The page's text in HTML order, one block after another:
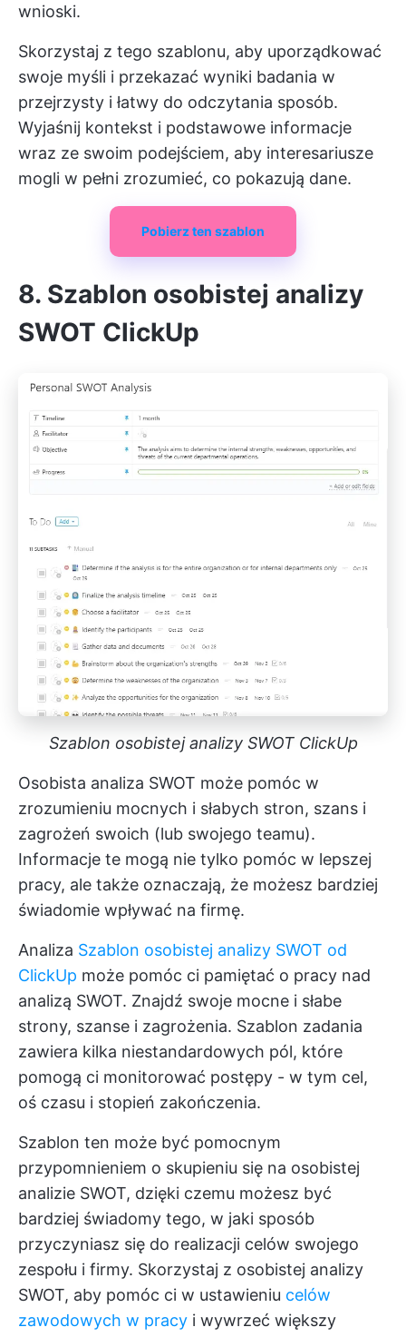
wnioski.
Skorzystaj z tego szablonu, aby uporządkować
swoje myśli i przekazać wyniki badania w
przejrzysty i łatwy do odczytania sposób.
Wyjaśnij kontekst i podstawowe informacje
wraz ze swoim podejściem, aby interesariusze
mogli w pełni zrozumieć, co pokazują dane.
Pobierz ten szablon
8. Szablon osobistej analizy
SWOT ClickUp
Szablon osobistej analizy SWOT ClickUp
Osobista analiza SWOT może pomóc w
zrozumieniu mocnych i słabych stron, szans i
zagrożeń swoich (lub swojego teamu).
Informacje te mogą nie tylko pomóc w lepszej
pracy, ale także oznaczają, że możesz bardziej
świadomie wpływać na firmę.
Analiza Szablon osobistej analizy SWOT od
ClickUp może pomóc ci pamiętać o pracy nad
analizą SWOT. Znajdź swoje mocne i słabe
strony, szanse i zagrożenia. Szablon zadania
zawiera kilka niestandardowych pól, które
pomogą ci monitorować postępy - w tym cel,
oś czasu i stopień zakończenia.
Szablon ten może być pomocnym
przypomnieniem o skupieniu się na osobistej
analizie SWOT, dzięki czemu możesz być
bardziej świadomy tego, w jaki sposób
przyczyniasz się do realizacji celów swojego
zespołu i firmy. Skorzystaj z osobistej analizy
SWOT, aby pomóc ci w ustawieniu celów
zawodowych w pracy i wywrzeć większy